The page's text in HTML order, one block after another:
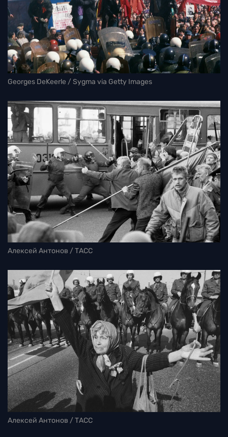
Georges DeKeerle / Sygma via Getty Images
Алексей Антонов / ТАСС
Алексей Антонов / ТАСС